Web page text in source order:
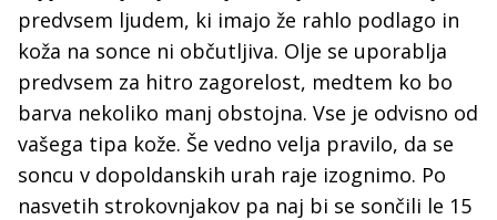
predvsem ljudem, ki imajo že rahlo podlago in
koža na sonce ni občutljiva. Olje se uporablja
predvsem za hitro zagorelost, medtem ko bo
barva nekoliko manj obstojna. Vse je odvisno od
vašega tipa kože. Še vedno velja pravilo, da se
soncu v dopoldanskih urah raje izognimo. Po
nasvetih strokovnjakov pa naj bi se sončili le 15